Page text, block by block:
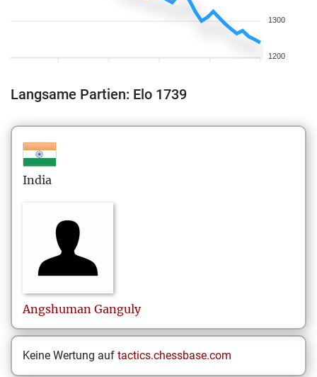
1300
1200
Langsame Partien: Elo 1739
India
Angshuman Ganguly
Keine Wertung auf tactics.chessbase.com